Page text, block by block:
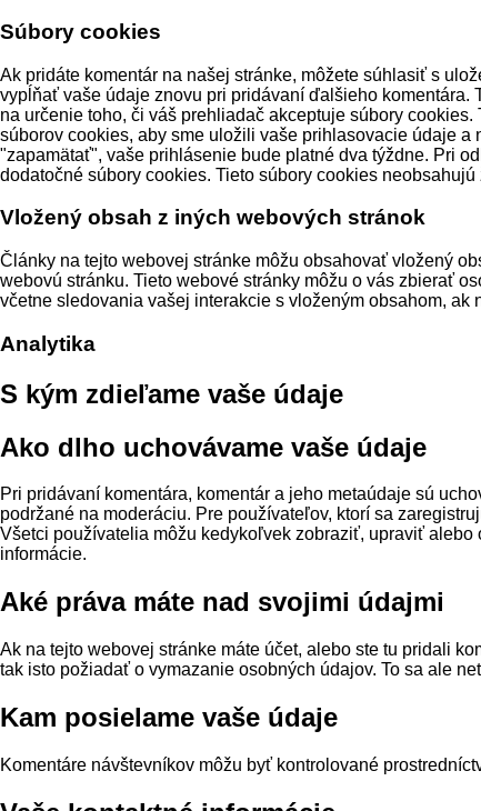
Súbory cookies
Ak pridáte komentár na našej stránke, môžete súhlasiť s
vypĺňať vaše údaje znovu pri pridávaní ďalšieho komentára.
na určenie toho, či váš prehliadač akceptuje súbory
súborov cookies, aby sme uložili vaše prihlasovacie údaje
"zapamätať", vaše prihlásenie bude platné dva týždne. Pri
dodatočné súbory cookies. Tieto súbory cookies
Vložený obsah z iných webových stránok
Články na tejto webovej stránke môžu obsahovať vložený
webovú stránku. Tieto webové stránky môžu o vás zbierať
včetne sledovania vašej interakcie s vloženým obsahom,
Analytika
S kým zdieľame vaše údaje
Ako dlho uchovávame vaše údaje
Pri pridávaní komentára, komentár a jeho metaúdaje sú
podržané na moderáciu. Pre používateľov, ktorí sa
Všetci používatelia môžu kedykoľvek zobraziť, upraviť
informácie.
Aké práva máte nad svojimi údajmi
Ak na tejto webovej stránke máte účet, alebo ste tu pridali
tak isto požiadať o vymazanie osobných údajov. To sa ale
Kam posielame vaše údaje
Komentáre návštevníkov môžu byť kontrolované